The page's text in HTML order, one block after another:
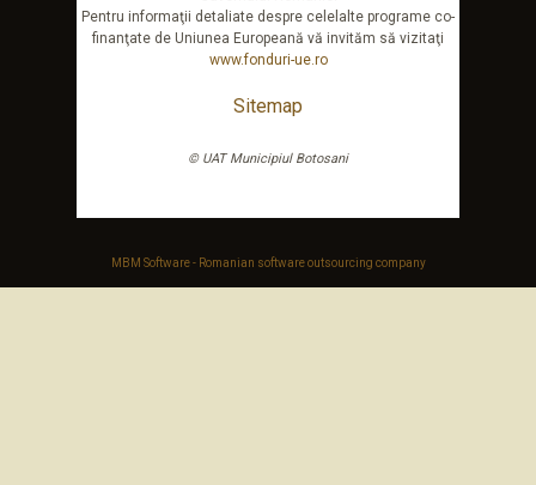
Pentru informaţii detaliate despre celelalte programe co-
finanţate de Uniunea Europeană vă invităm să vizitaţi
www.fonduri-ue.ro
Sitemap
© UAT Municipiul Botosani
MBM Software - Romanian software outsourcing company